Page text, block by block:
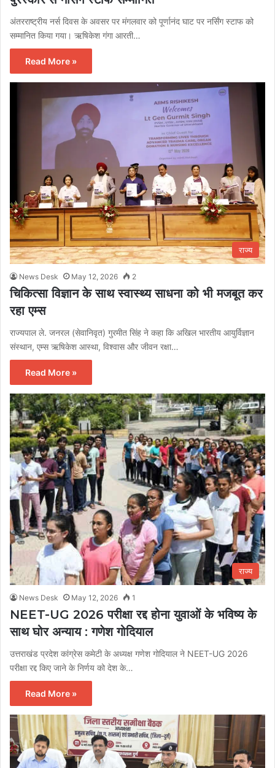
अंतरराष्ट्रीय नर्स दिवस के अवसर पर मंगलवार को पूर्णानंद घाट पर नर्सिंग स्टाफ को
सम्मानित किया गया। ऋषिकेश गंगा आरती…
Read More »
राज्य
News Desk May 12, 2026 2
चिकित्सा विज्ञान के साथ स्वास्थ्य साधना को भी मजबूत कर
रहा एम्स
राज्यपाल ले. जनरल (सेवानिवृत) गुरमीत सिंह ने कहा कि अखिल भारतीय आयुर्विज्ञान
संस्थान, एम्स ऋषिकेश आस्था, विश्वास और जीवन रक्षा…
Read More »
राज्य
News Desk May 12, 2026 1
NEET-UG 2026 परीक्षा रद्द होना युवाओं के भविष्य के
साथ घोर अन्याय : गणेश गोदियाल
उत्तराखंड प्रदेश कांग्रेस कमेटी के अध्यक्ष गणेश गोदियाल ने NEET-UG 2026
परीक्षा रद्द किए जाने के निर्णय को देश के…
Read More »